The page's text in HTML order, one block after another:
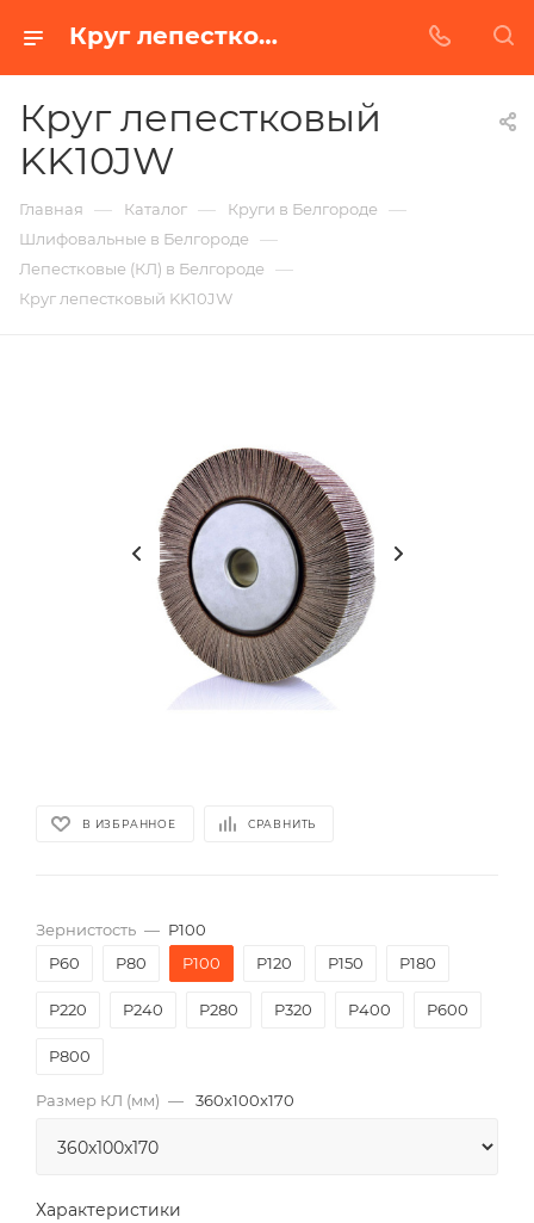
Круг лепестковый KK10JW в Белгороде | Купить по недорогой цене от Абразивного Завода
Круг лепестковый
KK10JW
Главная — Каталог — Круги в Белгороде —
Шлифовальные в Белгороде —
Лепестковые (КЛ) в Белгороде —
Круг лепестковый KK10JW
В ИЗБРАННОЕ СРАВНИТЬ
Зернистость — P100
P60
P80 P100 P120 P150 P180
P220 P240 P280 P320 P400 P600
P800
Размер КЛ (мм) — 360x100x170
Характеристики